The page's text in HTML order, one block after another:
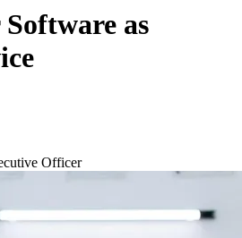
as
Officer